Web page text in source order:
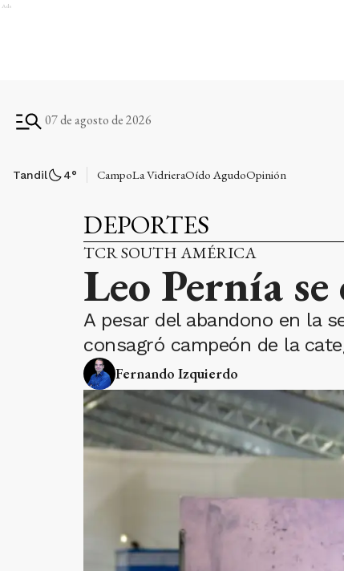
Ads
07 de agosto de 2026
Tandil 4° CampoLa VidrieraOído AgudoOpinión
DEPORTES
TCR SOUTH AMÉRICA
Leo Pernía
A pesar del abandono en la
consagró campeón de la
Fernando Izquierdo